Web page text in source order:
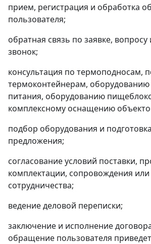
прием, регистрация и обработка
пользователя;
обратная связь по заявке, вопросу
звонок;
консультация по термоподносам,
термоконтейнерам, оборудованию
питания, оборудованию
комплексному оснащению
подбор оборудования и
предложения;
согласование условий поставки,
комплектации, сопровождения или
сотрудничества;
ведение деловой переписки;
заключение и исполнение
обращение пользователя